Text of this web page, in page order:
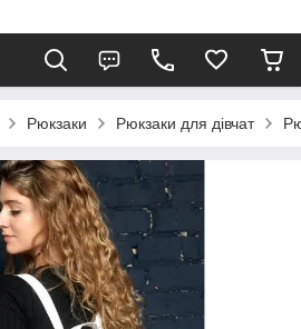
Рюкзаки Рюкзаки для дівчат